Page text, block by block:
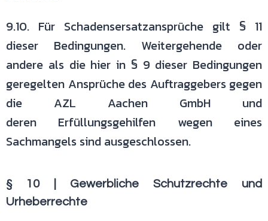
9.10. Für Schadensersatzansprüche gilt § 11
dieser Bedingungen. Weitergehende oder
andere als die hier in § 9 dieser Bedingungen
geregelten Ansprüche des Auftraggebers gegen
die AZL Aachen GmbH und
deren Erfüllungsgehilfen wegen eines
Sachmangels sind ausgeschlossen.
§ 10 | Gewerbliche Schutzrechte und
Urheberrechte